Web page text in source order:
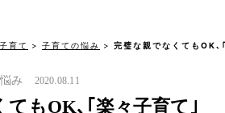
子育て 子育ての悩み 完璧な親でなくてもOK
み 2020.08.11
てもOK､｢楽々子育て｣